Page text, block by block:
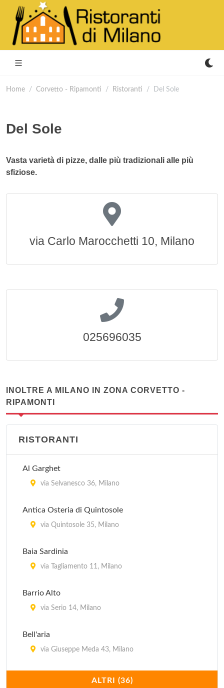
Home Corvetto - Ripamonti Ristoranti Del Sole
Del Sole
Vasta varietà di pizze, dalle più tradizionali alle più
sfiziose.
via Carlo Marocchetti 10, Milano
025696035
INOLTRE A MILANO IN ZONA CORVETTO -
RIPAMONTI
RISTORANTI
Al Garghet
via Selvanesco 36, Milano
Antica Osteria di Quintosole
via Quintosole 35, Milano
Baia Sardinia
via Tagliamento 11, Milano
Barrio Alto
via Serio 14, Milano
Bell'aria
via Giuseppe Meda 43, Milano
ALTRI (36)